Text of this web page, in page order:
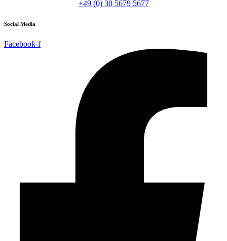
+49 (0) 30 5679 5677
Social Media
Facebook-f